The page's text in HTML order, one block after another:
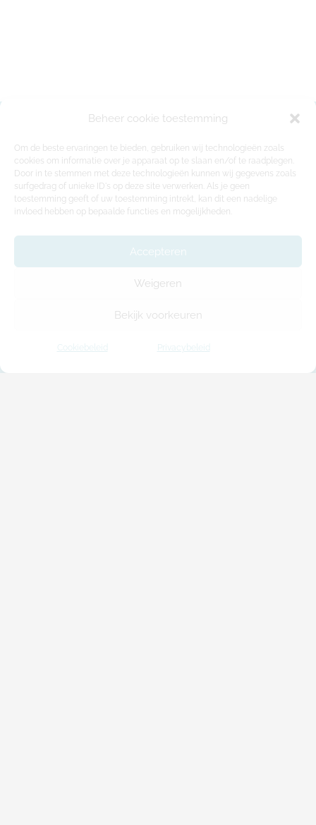
Beheer cookie toestemming
Om de beste ervaringen te bieden, gebruiken wij technologieën zoals
cookies om informatie over je apparaat op te slaan en/of te raadplegen.
Door in te stemmen met deze technologieën kunnen wij gegevens zoals
surfgedrag of unieke ID's op deze site verwerken. Als je geen
toestemming geeft of uw toestemming intrekt, kan dit een nadelige
invloed hebben op bepaalde functies en mogelijkheden.
Accepteren
Weigeren
Bekijk voorkeuren
Privacybeleid
ModuleHome biedt u een kwaliteitsvolle en
bijzonder flexibele oplossing voor al uw